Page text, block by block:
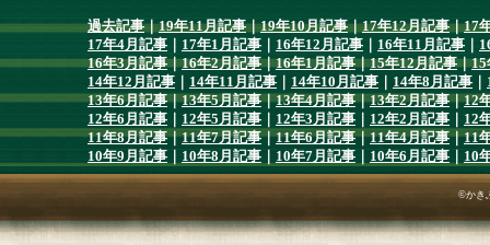
過去記事｜19年11月記事｜19年10月記事｜17年12月記事｜17
17年4月記事 ｜ 17年1月記事 ｜ 16年12月記事 ｜ 16年11月記事 ｜
16年3月記事｜16年2月記事｜16年1月記事｜15年12月記事｜15
14年12月記事 ｜ 14年11月記事 ｜ 14年10月記事 ｜ 14年8月記事 ｜
13年6月記事｜13年5月記事｜13年4月記事｜13年2月記事｜12
12年6月記事 ｜ 12年5月記事 ｜ 12年3月記事 ｜ 12年2月記事 ｜ 12
11年8月記事｜11年7月記事｜11年6月記事｜11年4月記事｜11
10年9月記事 ｜ 10年8月記事 ｜ 10年7月記事 ｜ 10年6月記事 ｜ 10
©かき